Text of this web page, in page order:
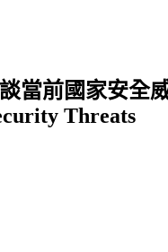
當前國家安全
Threats